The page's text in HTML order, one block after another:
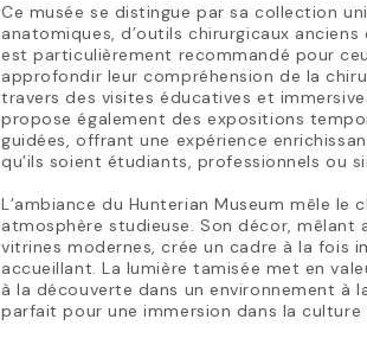
Ce musée se distingue par sa collection
anatomiques, d’outils chirurgicaux
est particulièrement recommandé pour
approfondir leur compréhension de la
travers des visites éducatives et
propose également des expositions
guidées, offrant une expérience
qu’ils soient étudiants, professionnels ou
L’ambiance du Hunterian Museum mêle le
atmosphère studieuse. Son décor, mêlant
vitrines modernes, crée un cadre à la fois
accueillant. La lumière tamisée met en
à la découverte dans un environnement à
parfait pour une immersion dans la